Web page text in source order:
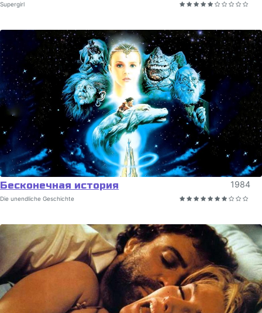
Supergirl
Бесконечная история 1984
Die unendliche Geschichte